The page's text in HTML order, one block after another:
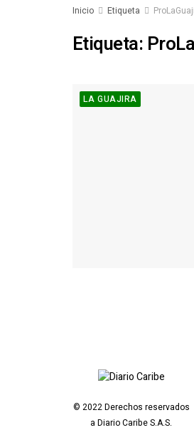
Inicio Etiqueta
Etiqueta:
LA GUAJIRA
© 2022 Derechos reservados
a Diario Caribe S.A.S.